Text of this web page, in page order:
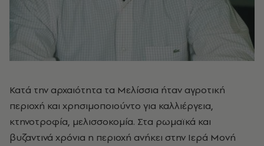
Κατά την αρχαιότητα τα Μελίσσια ήταν αγροτική
περιοχή και χρησιμοποιούντο για καλλιέργεια,
κτηνοτροφία, μελισσοκομία. Στα ρωμαϊκά και
βυζαντινά χρόνια η περιοχή ανήκει στην Ιερά Μονή